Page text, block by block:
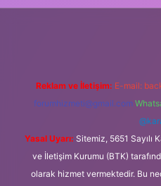
Reklam ve İletişim: E-mail:
forumhizmeti@gmail.com
Yasal Uyarı: Sitemiz, 5651 Sayılı
ve İletişim Kurumu (BTK)
olarak hizmet vermektedir. Bu